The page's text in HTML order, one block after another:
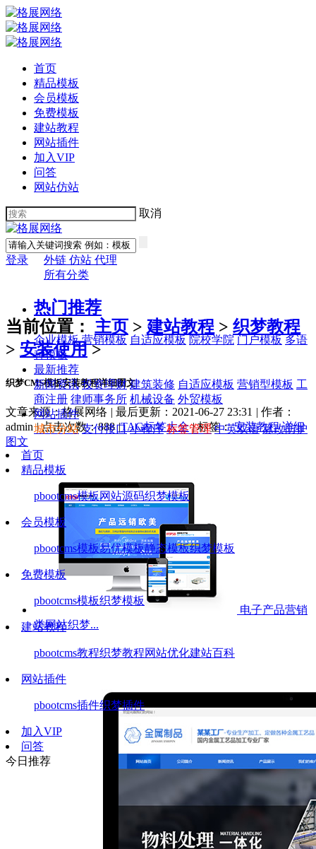
首页
精品模板
会员模板
免费模板
建站教程
网站插件
加入VIP
问答
网站仿站
取消
登录 外链 仿站 代理
所有分类
热门推荐
企业模板 营销模板 自适应模板 院校学院 门户模板 多语
种模板
最新推荐
新闻资讯 投资理财 建筑装修 自适应模板 营销型模板 工
商注册 律师事务所 机械设备 外贸模板
网站插件
城市分站 支付接口 小程序 标签管理 中英双语 篡改防护
首页
精品模板
pbootcms模板网站源码织梦模板
会员模板
pbootcms模板易优模板静态模板织梦模板
免费模板
pbootcms模板织梦模板
建站教程
pbootcms教程织梦教程网站优化建站百科
网站插件
pbootcms插件织梦插件
加入VIP
问答
今日推荐
当前位置： 主页 > 建站教程 > 织梦教程
> 安装使用>
织梦CMS模板安装教程详细图文
文章来源：格展网络 | 最后更新：2021-06-27 23:31 | 作者：
admin|点击次数：888 |TAG标签大全 |标签：安装教程 详细
图文
电子产品营销
类网站织梦...